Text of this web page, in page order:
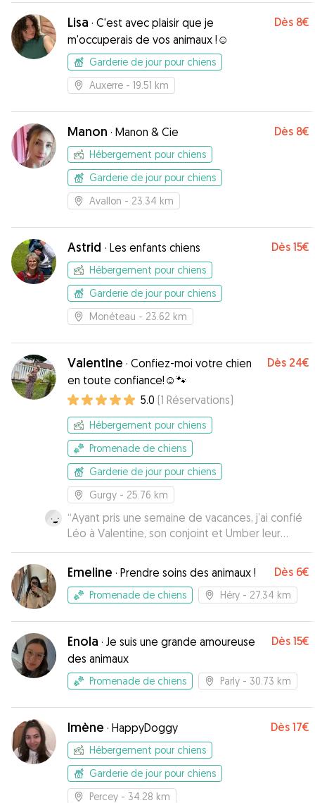
Lisa · C'est avec plaisir que je
m'occuperais de vos animaux !☺️
Dès 8€
Garderie de jour pour chiens
Auxerre - 19.51 km
Manon · Manon & Cie Dès 8€
Hébergement pour chiens
Garderie de jour pour chiens
Avallon - 23.34 km
Astrid · Les enfants chiens Dès 15€
Hébergement pour chiens
Garderie de jour pour chiens
Monéteau - 23.62 km
Valentine · Confiez-moi votre chien
en toute confiance!☺️🐾
Dès 24€
5.0 (1 Réservations)
Hébergement pour chiens
Promenade de chiens
Garderie de jour pour chiens
Gurgy - 25.76 km
“Ayant pris une semaine de vacances, j’ai confié
Léo à Valentine, son conjoint et Umber leur
chienne qui sont adorables. Vous pourrez y
laisser votre animal sans aucun soucis. Encore
merci à eux ! ”
Emeline · Prendre soins des animaux ! Dès 6€
Promenade de chiens Héry - 27.34 km
Enola · Je suis une grande amoureuse
des animaux
Dès 15€
Promenade de chiens Parly - 30.73 km
Imène · HappyDoggy Dès 17€
Hébergement pour chiens
Garderie de jour pour chiens
Percey - 34.28 km